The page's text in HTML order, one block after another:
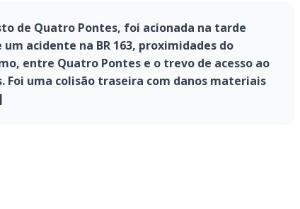
de Quatro Pontes, foi acionada na tarde
acidente na BR 163, proximidades do
entre Quatro Pontes e o trevo de acesso ao
uma colisão traseira com danos materiais